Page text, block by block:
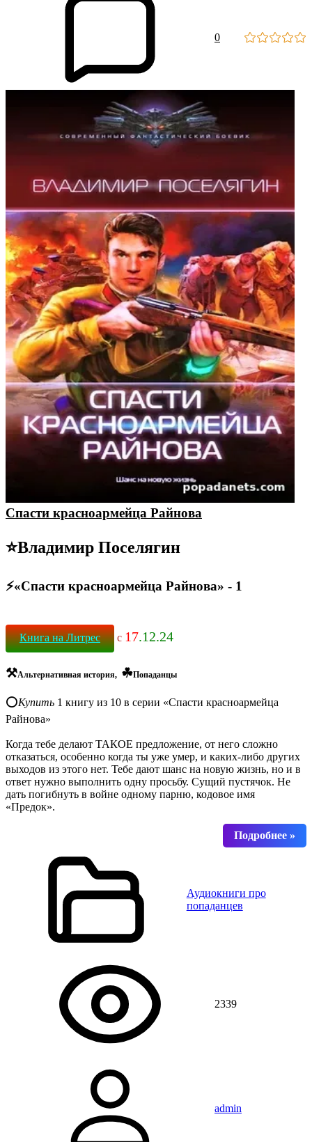
0
Спасти красноармейца Райнова
⭐️Владимир Поселягин
⚡«Спасти красноармейца Райнова» - 1
Книга на Литрес c 17.12.24
⚒Альтернативная история, ☘Попаданцы
⭕️Купить 1 книгу из 10 в серии «Спасти красноармейца
Райнова»
Когда тебе делают ТАКОЕ предложение, от него сложно
отказаться, особенно когда ты уже умер, и каких-либо других
выходов из этого нет. Тебе дают шанс на новую жизнь, но и в
ответ нужно выполнить одну просьбу. Сущий пустячок. Не
дать погибнуть в войне одному парню, кодовое имя
«Предок».
Аудиокниги про
попаданцев
2339
admin